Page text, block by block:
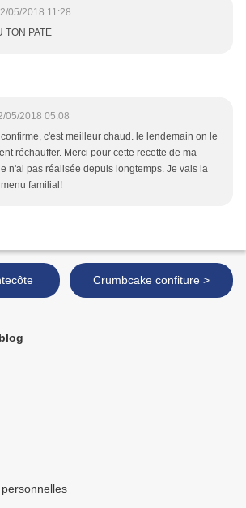
05/2018 11:28
TON PATE
05/2018 05:08
c'est meilleur chaud. le lendemain on le
réchauffer. Merci pour cette recette de ma
n'ai pas réalisée depuis longtemps. Je vais la
familial!
Crumbcake confiture >